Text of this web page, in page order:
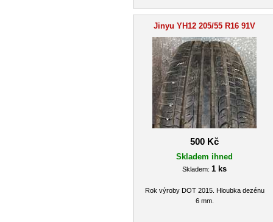
Jinyu YH12 205/55 R16 91V
500 Kč
Skladem ihned
Skladem: 1 ks
Rok výroby DOT 2015. Hloubka dezénu
6 mm.